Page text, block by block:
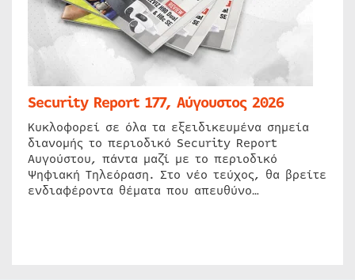
Security Report 177, Αύγουστος 2026
Κυκλοφορεί σε όλα τα εξειδικευμένα σημεία
διανομής το περιοδικό Security Report
Αυγούστου, πάντα μαζί με το περιοδικό
Ψηφιακή Τηλεόραση. Στο νέο τεύχος, θα βρείτε
ενδιαφέροντα θέματα που απευθύνο…